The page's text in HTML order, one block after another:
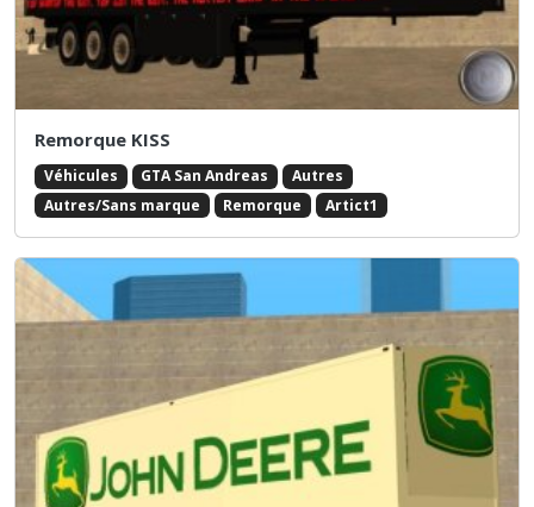
Remorque KISS
Véhicules GTA San Andreas
Autres
Autres/Sans marque
Remorque Artict1